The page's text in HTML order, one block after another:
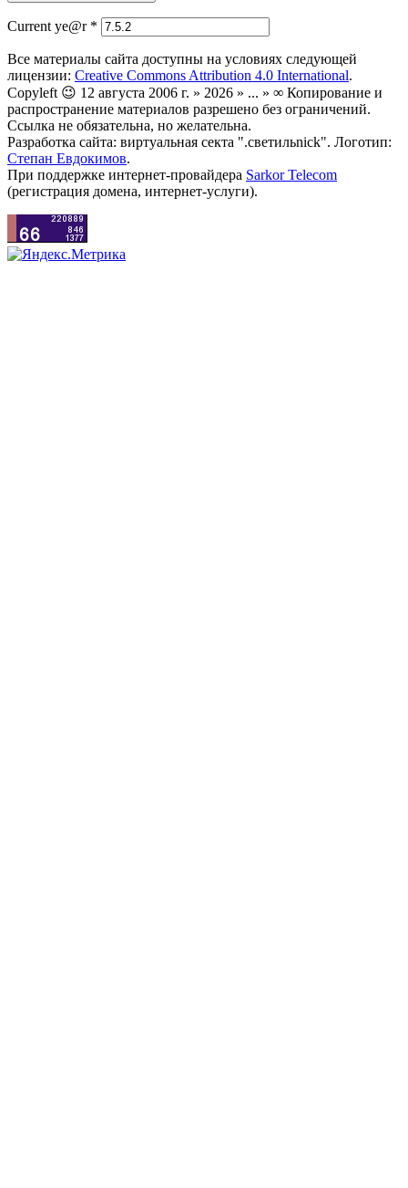
Current ye@r *
Все материалы сайта доступны на условиях следующей
лицензии: Creative Commons Attribution 4.0 International.
Copyleft 😉 12 августа 2006 г. » 2026 » ... » ∞ Копирование и
распространение материалов разрешено без ограничений.
Ссылка не обязательна, но желательна.
Разработка сайта: виртуальная секта ".светильnick". Логотип:
Степан Евдокимов.
При поддержке интернет-провайдера Sarkor Telecom
(регистрация домена, интернет-услуги).